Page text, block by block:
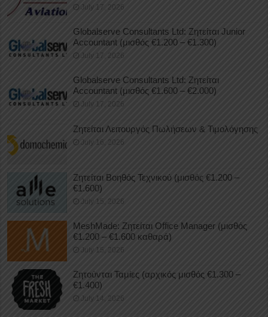
July 17, 2026
Globalserve Consultants Ltd: Ζητείται Junior
Accountant (μισθός €1.200 – €1.300)
July 17, 2026
Globalserve Consultants Ltd: Ζητείται
Accountant (μισθός €1.600 – €2.000)
July 17, 2026
Ζητείται Λειτουργός Πωλήσεων & Τιμολόγησης
July 16, 2026
Ζητείται Βοηθός Τεχνικού (μισθός €1.200 –
€1.600)
July 15, 2026
MeshMade: Ζητείται Office Manager (μισθός
€1.200 – €1.600 καθαρά)
July 15, 2026
Ζητούνται Ταμίες (αρχικός μισθός €1.300 –
€1.400)
July 14, 2026